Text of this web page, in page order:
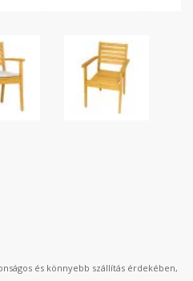
és könnyebb szállítás érdekében,